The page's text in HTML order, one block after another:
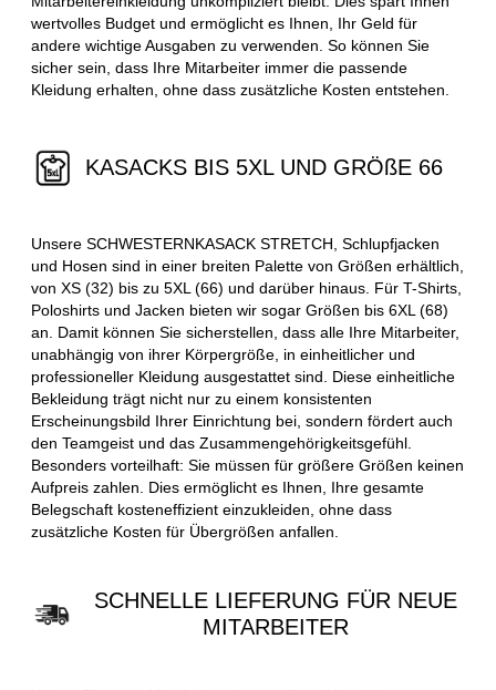
wertvolles Budget und ermöglicht es Ihnen, Ihr Geld für
andere wichtige Ausgaben zu verwenden. So können Sie
sicher sein, dass Ihre Mitarbeiter immer die passende
Kleidung erhalten, ohne dass zusätzliche Kosten entstehen.
KASACKS BIS 5XL UND GRÖßE 66
Unsere SCHWESTERNKASACK STRETCH, Schlupfjacken
und Hosen sind in einer breiten Palette von Größen erhältlich,
von XS (32) bis zu 5XL (66) und darüber hinaus. Für T-Shirts,
Poloshirts und Jacken bieten wir sogar Größen bis 6XL (68)
an. Damit können Sie sicherstellen, dass alle Ihre Mitarbeiter,
unabhängig von ihrer Körpergröße, in einheitlicher und
professioneller Kleidung ausgestattet sind. Diese einheitliche
Bekleidung trägt nicht nur zu einem konsistenten
Erscheinungsbild Ihrer Einrichtung bei, sondern fördert auch
den Teamgeist und das Zusammengehörigkeitsgefühl.
Besonders vorteilhaft: Sie müssen für größere Größen keinen
Aufpreis zahlen. Dies ermöglicht es Ihnen, Ihre gesamte
Belegschaft kosteneffizient einzukleiden, ohne dass
zusätzliche Kosten für Übergrößen anfallen.
SCHNELLE LIEFERUNG FÜR NEUE
MITARBEITER